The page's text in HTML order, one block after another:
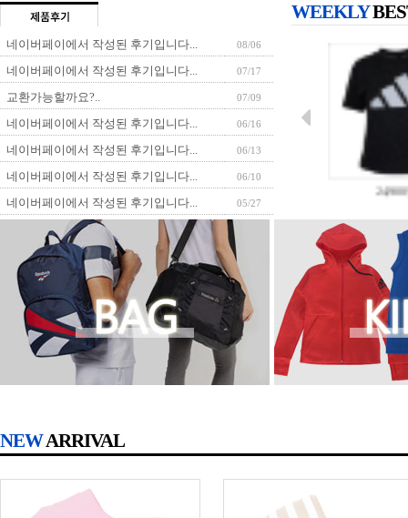
네이버페이에서 작성된 후기입니다... 08/06
네이버페이에서 작성된 후기입니다... 07/17
교환가능할까요?.. 07/09
네이버페이에서 작성된 후기입니다... 06/16
네이버페이에서 작성된 후기입니다... 06/13
네이버페이에서 작성된 후기입니다... 06/10
네이버페이에서 작성된 후기입니다... 05/27
WEEKLY
53,000원 25,900원

NEWARRIVAL